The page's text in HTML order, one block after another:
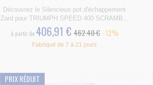
Découvrez le Silencieux pot d'échappement
Zard pour TRIUMPH SPEED 400 SCRAMB...
à partir de 406,91 € 462.40 € -12%
Fabriqué de 7 à 21 jours
PRIX RÉDUIT